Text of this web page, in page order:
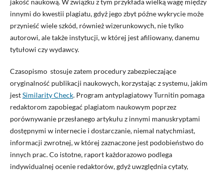
jakość naukową. W związku z tym przykłada wielką wagę między
innymi do kwestii plagiatu, gdyż jego zbyt późne wykrycie może
przynieść wiele szkód, również wizerunkowych, nie tylko
autorowi, ale także instytucji, w której jest afiliowany, danemu
tytułowi czy wydawcy.
Czasopismo stosuje zatem procedury zabezpieczające
oryginalność publikacji naukowych, korzystając z systemu, jakim
jestSimilarity Check. Program antyplagiatowy Turnitin pomaga
redaktorom zapobiegać plagiatom naukowym poprzez
porównywanie przesłanego artykułu z innymi manuskryptami
dostępnymi w internecie i dostarczanie, niemal natychmiast,
informacji zwrotnej, w której zaznaczone jest podobieństwo do
innych prac. Co istotne, raport każdorazowo podlega
indywidualnej ocenie redaktorów, gdyż uwzględnia cytaty,